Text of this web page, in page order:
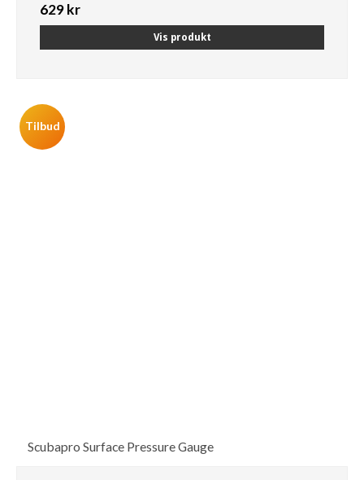
629 kr
Vis produkt
Tilbud
Scubapro Surface Pressure Gauge